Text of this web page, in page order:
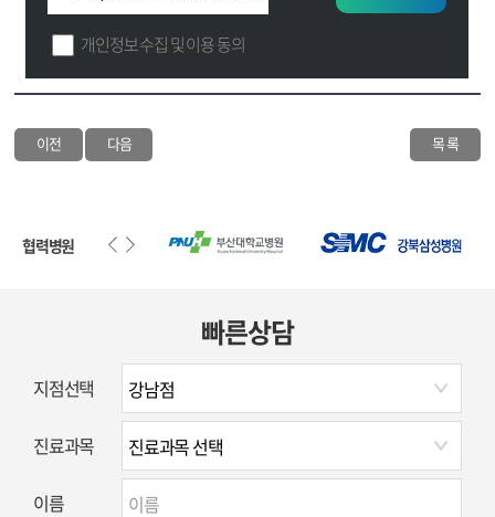
개인정보 수집 및 이용 동의
이전 다음 목 록
협력병원
빠른상담
지점선택
진료과목
이름